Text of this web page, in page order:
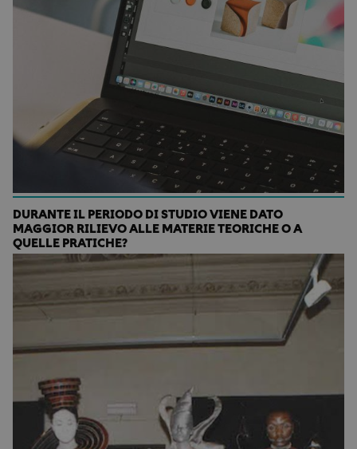
DURANTE IL PERIODO DI STUDIO VIENE DATO
MAGGIOR RILIEVO ALLE MATERIE TEORICHE O A
QUELLE PRATICHE?